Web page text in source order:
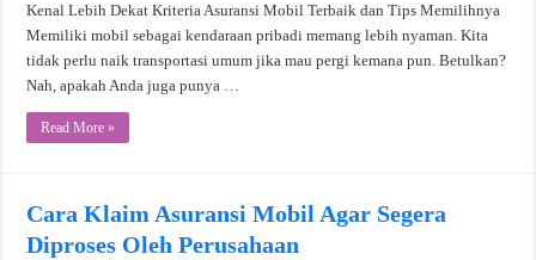
Kenal Lebih Dekat Kriteria Asuransi Mobil Terbaik dan Tips Memilihnya
Memiliki mobil sebagai kendaraan pribadi memang lebih nyaman. Kita
tidak perlu naik transportasi umum jika mau pergi kemana pun. Betulkan?
Nah, apakah Anda juga punya …
Read More »
Cara Klaim Asuransi Mobil Agar Segera
Diproses Oleh Perusahaan